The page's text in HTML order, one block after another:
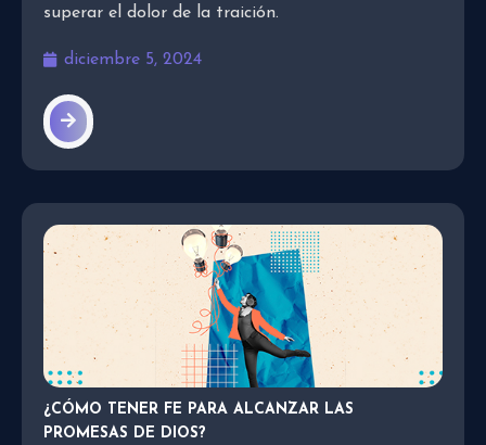
superar el dolor de la traición.
diciembre 5, 2024
¿CÓMO TENER FE PARA ALCANZAR LAS
PROMESAS DE DIOS?